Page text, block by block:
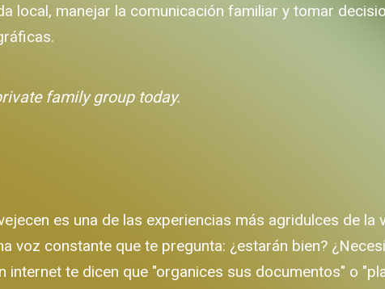
local, manejar la comunicación familiar y tomar
family group today.
es una de las experiencias más agridulces de la
voz constante que te pregunta: ¿estarán bien?
internet te dicen que "organices sus documentos" o